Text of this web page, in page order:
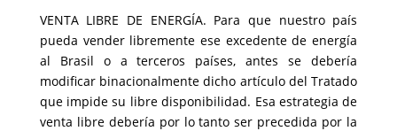
VENTA LIBRE DE ENERGÍA. Para que nuestro país
pueda vender libremente ese excedente de energía
al Brasil o a terceros países, antes se debería
modificar binacionalmente dicho artículo del Tratado
que impide su libre disponibilidad. Esa estrategia de
venta libre debería por lo tanto ser precedida por la